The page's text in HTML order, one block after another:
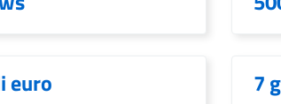
euro 7